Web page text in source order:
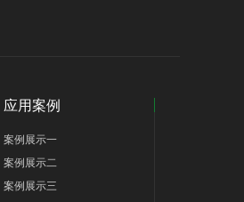
应用案例
案例展示一
案例展示二
案例展示三